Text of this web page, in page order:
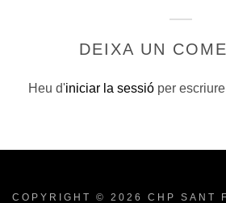
DEIXA UN
Heu d'iniciar la sessió per
COPYRIGHT © 2026 CHP SANT